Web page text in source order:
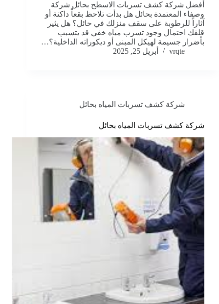
أفضل شركة كشف تسربات الاسطح بحائل شركة
وصفاء المعتمدة بحائل هل بدأت تلاحظ بقعاً داكنة أو
آثاراً للرطوبة على سقف منزلك في حائل؟ هل يثير
قلقك احتمال وجود تسرب مياه خفي قد يتسبب
بأضرار جسيمة لهيكل المبنى أو ديكوراته الداخلية؟…
vrqte
أبريل 25, 2025
شركة كشف تسربات المياه بحائل
شركة كشف تسربات المياه بحائل